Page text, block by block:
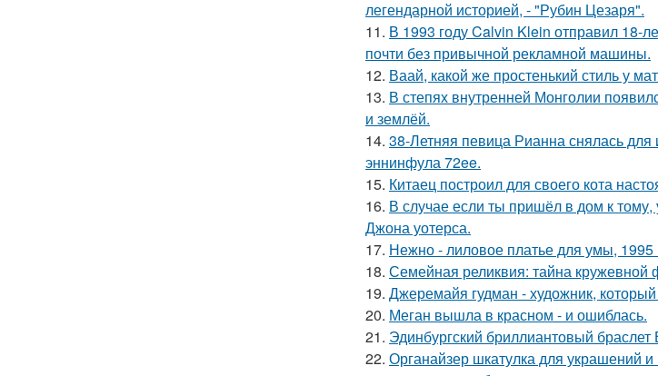
легендарной историей, - "Рубин Цезаря".
11. В 1993 году Calvin Klein отправил 18-
почти без привычной рекламной машины.
12. Ваай, какой же простенький стиль у
13. В степях внутренней Монголии
и землёй.
14. 38-Летняя певица Рианна снялась для
эннинфула 72ee.
15. Китаец построил для своего кота
16. В случае если ты пришёл в дом к тому,
Джона уотерса.
17. Нежно - лиловое платье для умы, 1995
18. Семейная реликвия: тайна
19. Джеремайя гудман - художник,
20. Меган вышла в красном - и ошиблась.
21. Эдинбургский бриллиантовый
22. Органайзер шкатулка для украшений